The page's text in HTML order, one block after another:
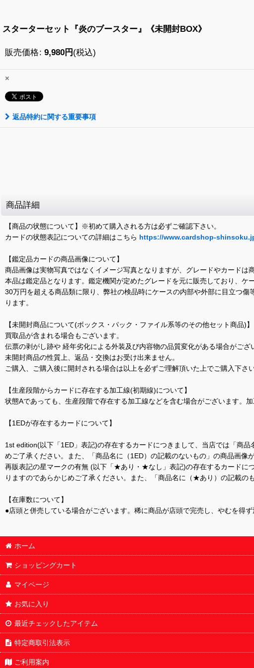
スターターセット『炎のブースター』《未開封BOX》
販売価格: 9,980円 (税込)
×
返品特約に関する重要事項
商品詳細
【商品の状態について】※初めて購入される方は必ずご確認下さい。
カードの状態表記についての詳細はこちら https://www.cardshop-
【鑑定品カードの商品画像について】
商品画像は実物写真ではなくイメージ写真となりますが、グレードやカードは
本品は鑑定品となります。鑑定機関が定めたグレードを元に販売しており、
30万円を超える商品類に限り、弊社の検品時にケースの内部や外部に目立つ
ります。
【未開封商品について(ボックス・パック・ファイル系等のその他セット商品)】
買取品が含まれる場合もございます。
伝票の剥がし跡や 経年劣化による外装及び内容物の品質変化がある場合がござ
未開封商品の性質上、返品・交換はお受け出来ません。
ご購入、ご購入後に開封される場合は以上を必ずご理解頂いた上でご購入下さい
【生産段階からカードに存在する加工線(初期線)について】
状態Aであっても、生産段階で存在する加工線などを含む場合がございます。
【1EDが存在するカードについて】
1st edition(以下「1ED」表記)の存在するカードにつきまして、当店では「商
めご了承ください。また、「商品名に（1ED）の記載のないもの」の商品画像
再販表記の星マークの有無 (以下「★あり・★なし」表記)の存在するカード
りますのであらかじめご了承ください。また、「商品名に（★あり）の記載
【在庫数について】
●店頭と併売している場合がございます。稀に商品が店頭で完売し、やむを得
ホーム
ショッピングカート
マイページ
お気に入り
最近チェックしたアイテム
特定商取引法表示
ご利用案内